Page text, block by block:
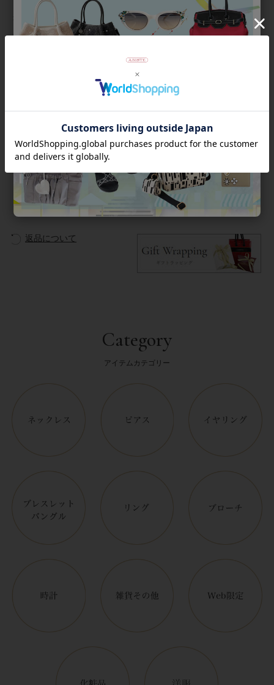
ご近所への外出時などクラッチバッグとして、またご旅行時の
書類、ホテル館内移動時のスタイリッシュケースとしてもお勧
めです。
女性用としてだけでなく、男性や学生の方へのギフトとしても
A4資料、A4クリアファイル、iPad、タブレット、レターセッ
商品番号 2022074-
返品について
Category
アイテムカテゴリー